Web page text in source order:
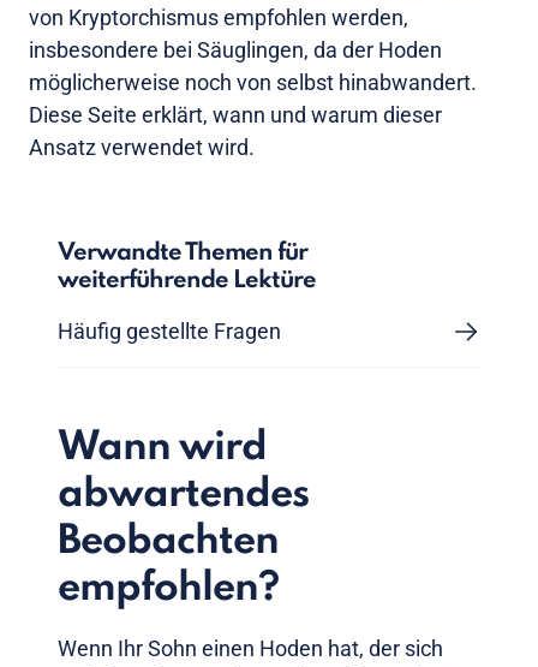
von Kryptorchismus empfohlen werden,
insbesondere bei Säuglingen, da der Hoden
möglicherweise noch von selbst hinabwandert.
Diese Seite erklärt, wann und warum dieser
Ansatz verwendet wird.
Verwandte Themen für
weiterführende Lektüre
Häufig gestellte Fragen
Wann wird
abwartendes
Beobachten
empfohlen?
Wenn Ihr Sohn einen Hoden hat, der sich